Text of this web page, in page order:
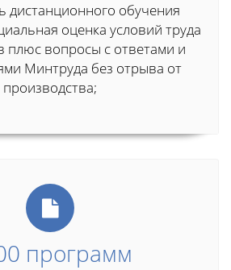
дистанционного обучения
оценка условий труда
плюс вопросы с ответами и
Минтруда без отрыва от
производства;
программ